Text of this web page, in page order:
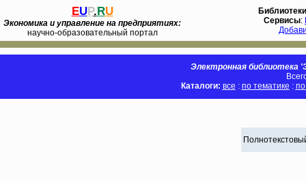
EUP.RU
Экономика и управление на предприятиях:
научно-образовательный портал
Библиотеки
Сервисы:
Электронная библиотека
Каталоги: все : по тематике :